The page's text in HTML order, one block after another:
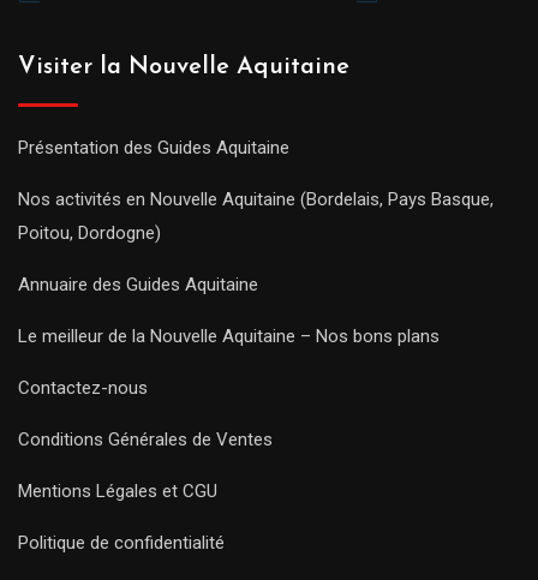
Visiter la Nouvelle Aquitaine
Présentation des Guides Aquitaine
Nos activités en Nouvelle Aquitaine (Bordelais, Pays Basque,
Poitou, Dordogne)
Annuaire des Guides Aquitaine
Le meilleur de la Nouvelle Aquitaine – Nos bons plans
Contactez-nous
Conditions Générales de Ventes
Mentions Légales et CGU
Politique de confidentialité